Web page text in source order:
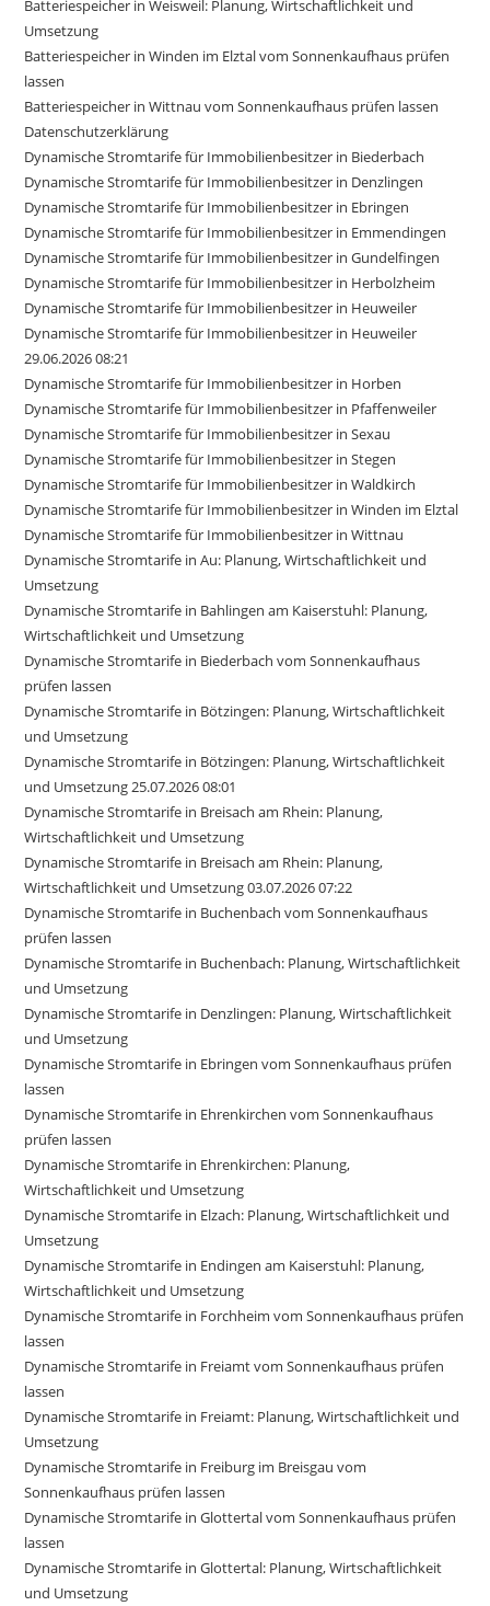
Batteriespeicher in Weisweil: Planung, Wirtschaftlichkeit und
Umsetzung
Batteriespeicher in Winden im Elztal vom Sonnenkaufhaus prüfen
lassen
Batteriespeicher in Wittnau vom Sonnenkaufhaus prüfen lassen
Datenschutzerklärung
Dynamische Stromtarife für Immobilienbesitzer in Biederbach
Dynamische Stromtarife für Immobilienbesitzer in Denzlingen
Dynamische Stromtarife für Immobilienbesitzer in Ebringen
Dynamische Stromtarife für Immobilienbesitzer in Emmendingen
Dynamische Stromtarife für Immobilienbesitzer in Gundelfingen
Dynamische Stromtarife für Immobilienbesitzer in Herbolzheim
Dynamische Stromtarife für Immobilienbesitzer in Heuweiler
Dynamische Stromtarife für Immobilienbesitzer in Heuweiler
29.06.2026 08:21
Dynamische Stromtarife für Immobilienbesitzer in Horben
Dynamische Stromtarife für Immobilienbesitzer in Pfaffenweiler
Dynamische Stromtarife für Immobilienbesitzer in Sexau
Dynamische Stromtarife für Immobilienbesitzer in Stegen
Dynamische Stromtarife für Immobilienbesitzer in Waldkirch
Dynamische Stromtarife für Immobilienbesitzer in Winden im Elztal
Dynamische Stromtarife für Immobilienbesitzer in Wittnau
Dynamische Stromtarife in Au: Planung, Wirtschaftlichkeit und
Umsetzung
Dynamische Stromtarife in Bahlingen am Kaiserstuhl: Planung,
Wirtschaftlichkeit und Umsetzung
Dynamische Stromtarife in Biederbach vom Sonnenkaufhaus
prüfen lassen
Dynamische Stromtarife in Bötzingen: Planung, Wirtschaftlichkeit
und Umsetzung
Dynamische Stromtarife in Bötzingen: Planung, Wirtschaftlichkeit
und Umsetzung 25.07.2026 08:01
Dynamische Stromtarife in Breisach am Rhein: Planung,
Wirtschaftlichkeit und Umsetzung
Dynamische Stromtarife in Breisach am Rhein: Planung,
Wirtschaftlichkeit und Umsetzung 03.07.2026 07:22
Dynamische Stromtarife in Buchenbach vom Sonnenkaufhaus
prüfen lassen
Dynamische Stromtarife in Buchenbach: Planung, Wirtschaftlichkeit
und Umsetzung
Dynamische Stromtarife in Denzlingen: Planung, Wirtschaftlichkeit
und Umsetzung
Dynamische Stromtarife in Ebringen vom Sonnenkaufhaus prüfen
lassen
Dynamische Stromtarife in Ehrenkirchen vom Sonnenkaufhaus
prüfen lassen
Dynamische Stromtarife in Ehrenkirchen: Planung,
Wirtschaftlichkeit und Umsetzung
Dynamische Stromtarife in Elzach: Planung, Wirtschaftlichkeit und
Umsetzung
Dynamische Stromtarife in Endingen am Kaiserstuhl: Planung,
Wirtschaftlichkeit und Umsetzung
Dynamische Stromtarife in Forchheim vom Sonnenkaufhaus prüfen
lassen
Dynamische Stromtarife in Freiamt vom Sonnenkaufhaus prüfen
lassen
Dynamische Stromtarife in Freiamt: Planung, Wirtschaftlichkeit und
Umsetzung
Dynamische Stromtarife in Freiburg im Breisgau vom
Sonnenkaufhaus prüfen lassen
Dynamische Stromtarife in Glottertal vom Sonnenkaufhaus prüfen
lassen
Dynamische Stromtarife in Glottertal: Planung, Wirtschaftlichkeit
und Umsetzung